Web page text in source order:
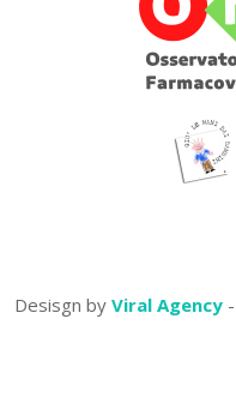
Desisgn by Viral Agency -